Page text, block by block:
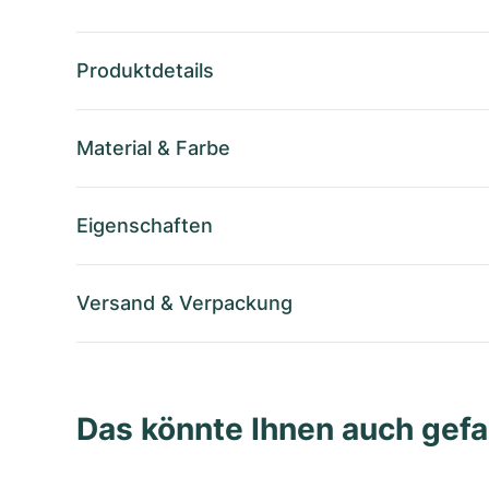
Produktdetails
Material & Farbe
Eigenschaften
Versand & Verpackung
Das könnte Ihnen auch